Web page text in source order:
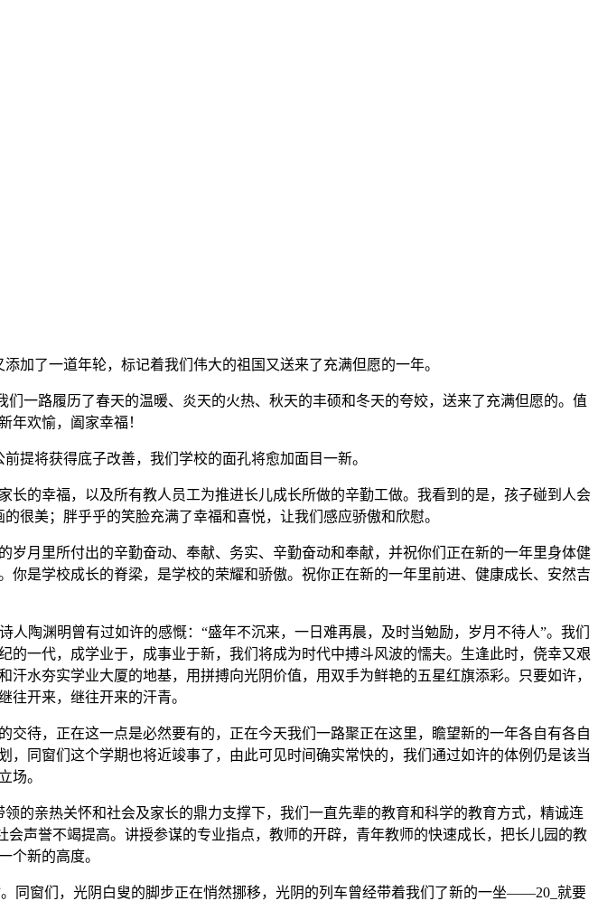
了一道年轮，标记着我们伟大的祖国又送来了充满但愿的一年。
路履历了春天的温暖、炎天的火热、秋天的丰硕和冬天的夸姣，送来了充满但愿的。值
年欢愉，阖家幸福！
将获得底子改善，我们学校的面孔将愈加面目一新。
的幸福，以及所有教人员工为推进长儿成长所做的辛勤工做。我看到的是，孩子碰到人会
很美；胖乎乎的笑脸充满了幸福和喜悦，让我们感应骄傲和欣慰。
月里所付出的辛勤奋动、奉献、务实、辛勤奋动和奉献，并祝你们正在新的一年里身体健
是学校成长的脊梁，是学校的荣耀和骄傲。祝你正在新的一年里前进、健康成长、安然吉
渊明曾有过如许的感慨：“盛年不沉来，一日难再晨，及时当勉励，岁月不待人”。我们
一代，成学业于，成事业于新，我们将成为时代中搏斗风波的懦夫。生逢此时，侥幸又艰
水夯实学业大厦的地基，用拼搏向光阴价值，用双手为鲜艳的五星红旗添彩。只要如许，
往开来，继往开来的汗青。
，正在这一点是必然要有的，正在今天我们一路聚正在这里，瞻望新的一年各自有各自
同窗们这个学期也将近竣事了，由此可见时间确实常快的，我们通过如许的体例仍是该当
场。
亲热关怀和社会及家长的鼎力支撑下，我们一直先辈的教育和科学的教育方式，精诚连
声誉不竭提高。讲授参谋的专业指点，教师的开辟，青年教师的快速成长，把长儿园的教
个新的高度。
窗们，光阴白叟的脚步正在悄然挪移，光阴的列车曾经带着我们了新的一坐——20_就要